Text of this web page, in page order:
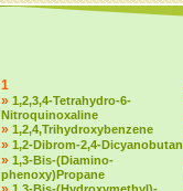
1
» 1,2,3,4-Tetrahydro-6-
Nitroquinoxaline
» 1,2,4,Trihydroxybenzene
» 1,2-Dibrom-2,4-Dicyanobutan
» 1,3-Bis-(Diamino-
phenoxy)Propane